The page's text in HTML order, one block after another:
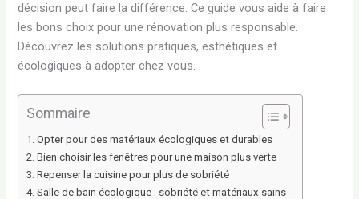
décision peut faire la différence. Ce guide vous aide à faire
les bons choix pour une rénovation plus responsable.
Découvrez les solutions pratiques, esthétiques et
écologiques à adopter chez vous.
Sommaire
Opter pour des matériaux écologiques et durables
Bien choisir les fenêtres pour une maison plus verte
Repenser la cuisine pour plus de sobriété
Salle de bain écologique : sobriété et matériaux sains